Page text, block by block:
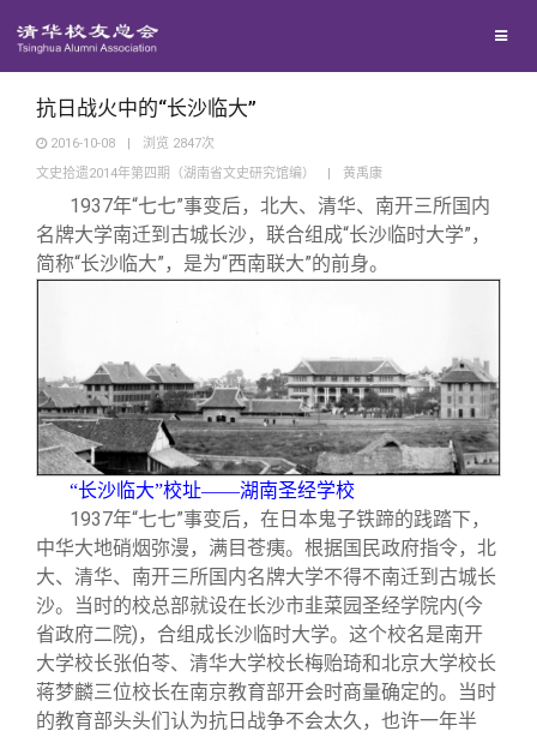
西南联大校友会
义工计划
新媒体平台
青春风采
校友文苑
校友讲坛
校友服务
终身学习
信息化服务
三创大赛
实用信息
校友总会
总会简介
会长致辞
总会章程
关闭
抗日战火中的“长沙临大”
2016-10-08 | 浏览 2847次
文史拾遗2014年第四期（湖南省文史研究馆编）
| 黄禹康
1937年“七七”事变后，北大、清华、南开三所国内
名牌大学南迁到古城长沙，联合组成“长沙临时大学”，
简称“长沙临大”，是为“西南联大”的前身。
“长沙临大”校址——湖南圣经学校
1937年“七七”事变后，在日本鬼子铁蹄的践踏下，
中华大地硝烟弥漫，满目苍痍。根据国民政府指令，北
大、清华、南开三所国内名牌大学不得不南迁到古城长
沙。当时的校总部就设在长沙市韭菜园圣经学院内(今
省政府二院)，合组成长沙临时大学。这个校名是南开
大学校长张伯苓、清华大学校长梅贻琦和北京大学校长
蒋梦麟三位校长在南京教育部开会时商量确定的。当时
的教育部头头们认为抗日战争不会太久，也许一年半